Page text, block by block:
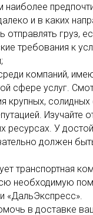
наиболее
и в каких
отправлять груз,
требования к
компаний,
сфере услуг.
крупных,
Изучайте
ресурсах. У
должен
транспортная
необходимую
«ДальЭкспресс».
в доставке